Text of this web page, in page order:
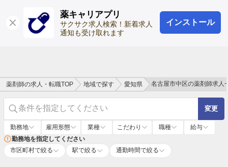
薬キャリアプリ
サクサク求人検索！新着求人
通知も受け取れます
インストール
ログイン 会員登録
薬剤師の求人・転職TOP 地域で探す 愛知県 名古屋市中区の薬剤師求人
条件を指定してください 変更
勤務地 雇用形態 業種 こだわり 職種
給与
勤務地を指定してください
市区町村で絞る
駅で絞る 通勤時間で絞る